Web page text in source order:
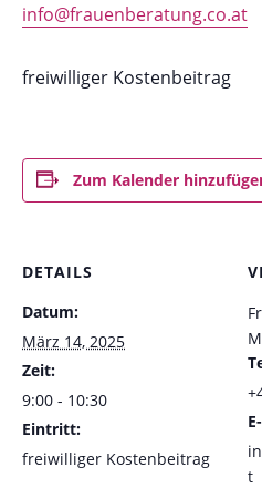
info@frauenberatung.co.at
freiwilliger Kostenbeitrag
Zum Kalender
DETAILS
Datum:
März 14, 2025
Zeit:
9:00 - 10:30
Eintritt:
freiwilliger Kostenbeitrag
t